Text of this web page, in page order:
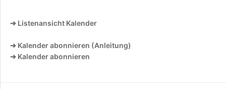
➔ Listenansicht Kalender
➔ Kalender abonnieren (Anleitung)
➔ Kalender abonnieren